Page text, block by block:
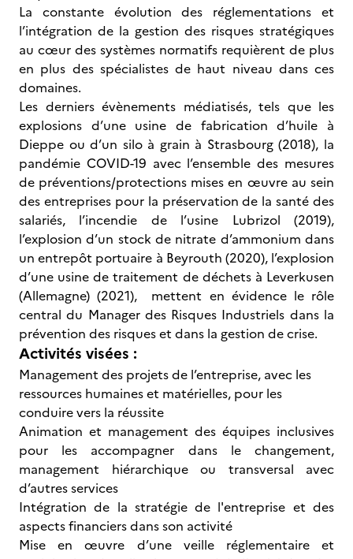
La constante évolution des réglementations et
l’intégration de la gestion des risques stratégiques
au cœur des systèmes normatifs requièrent de plus
en plus des spécialistes de haut niveau dans ces
domaines.
Les derniers évènements médiatisés, tels que les
explosions d’une usine de fabrication d’huile à
Dieppe ou d’un silo à grain à Strasbourg (2018), la
pandémie COVID-19 avec l’ensemble des mesures
de préventions/protections mises en œuvre au sein
des entreprises pour la préservation de la santé des
salariés, l’incendie de l’usine Lubrizol (2019),
l’explosion d’un stock de nitrate d’ammonium dans
un entrepôt portuaire à Beyrouth (2020), l’explosion
d’une usine de traitement de déchets à Leverkusen
(Allemagne) (2021), mettent en évidence le rôle
central du Manager des Risques Industriels dans la
prévention des risques et dans la gestion de crise.
Activités visées :
Management des projets de l’entreprise, avec les
ressources humaines et matérielles, pour les
conduire vers la réussite
Animation et management des équipes inclusives
pour les accompagner dans le changement,
management hiérarchique ou transversal avec
d’autres services
Intégration de la stratégie de l'entreprise et des
aspects financiers dans son activité
Mise en œuvre d’une veille réglementaire et